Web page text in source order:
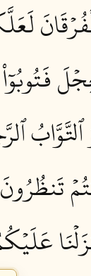
تَنظُرُونَ ٥٥